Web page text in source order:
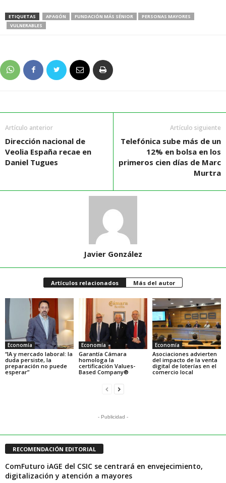
ETIQUETAS APAGÓN FUNDACIÓN MÁS SÉNIOR
PERSONAS MAYORES
VULNERABLES
Artículo anterior
Dirección nacional de
Veolia España recae en
Daniel Tugues
Artículo siguiente
Telefónica sube más de un
12% en bolsa en los
primeros cien días de Marc
Murtra
Javier González
Artículos relacionados Más del autor
Economía
“IA y mercado laboral: la
duda persiste, la
preparación no puede
esperar”
Economía
Garantía Cámara
homologa la
certificación Values-
Based Company®
Economía
Asociaciones advierten
del impacto de la venta
digital de loterías en el
comercio local
- Publicidad -
RECOMENDACIÓN EDITORIAL
ComFuturo iAGE del CSIC se centrará en envejecimiento,
digitalización y atención a mayores